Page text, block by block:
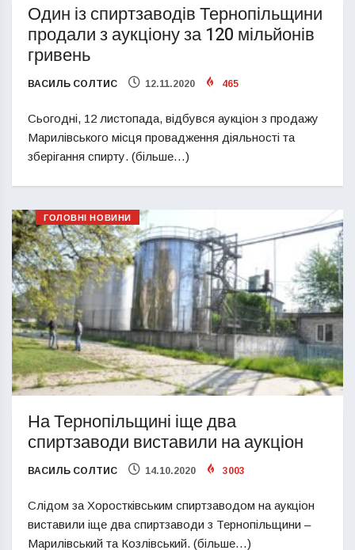
Один із спиртзаводів Тернопільщини
продали з аукціону за 120 мільйонів
гривень
ВАСИЛЬ СОЛТИС 12.11.2020 465
Сьогодні, 12 листопада, відбувся аукціон з продажу
Марилівського місця провадження діяльності та
зберігання спирту. (більше…)
ГОЛОВНІ НОВИНИ
На Тернопільщині іще два
спиртзаводи виставили на аукціон
ВАСИЛЬ СОЛТИС 14.10.2020 3003
Слідом за Хоростківським спиртзаводом на аукціон
виставили іще два спиртзаводи з Тернопільщини –
Марилівський та Козлівський. (більше…)